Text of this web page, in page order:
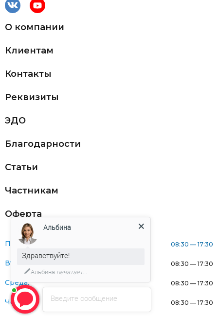
О компании
Клиентам
Контакты
Реквизиты
ЭДО
Благодарности
Статьи
Частникам
Оферта
Понедельник: 08:30 — 17:30
Вторник: 08:30 — 17:30
Среда: 08:30 — 17:30
Четверг: 08:30 — 17:30
Введите сообщение
Альбина
Здравствуйте!
Альбина печатает...